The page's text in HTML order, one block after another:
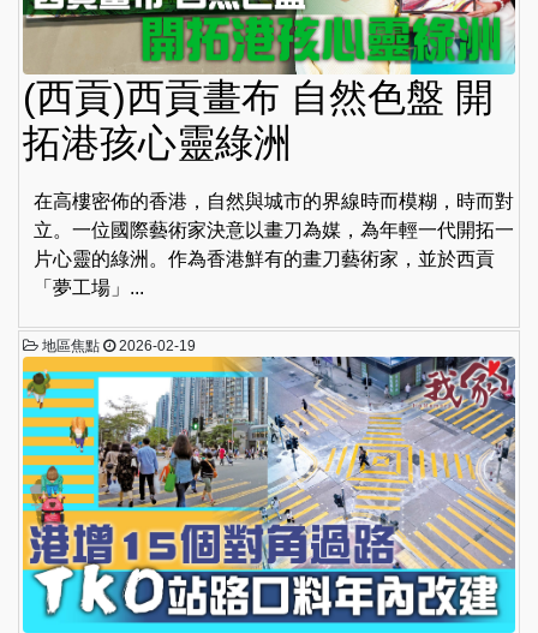
(西貢)西貢畫布 自然色盤 開
拓港孩心靈綠洲
在高樓密佈的香港，自然與城市的界線時而模糊，時而對
立。一位國際藝術家決意以畫刀為媒，為年輕一代開拓一
片心靈的綠洲。作為香港鮮有的畫刀藝術家，並於西貢
「夢工場」...
地區焦點 2026-02-19